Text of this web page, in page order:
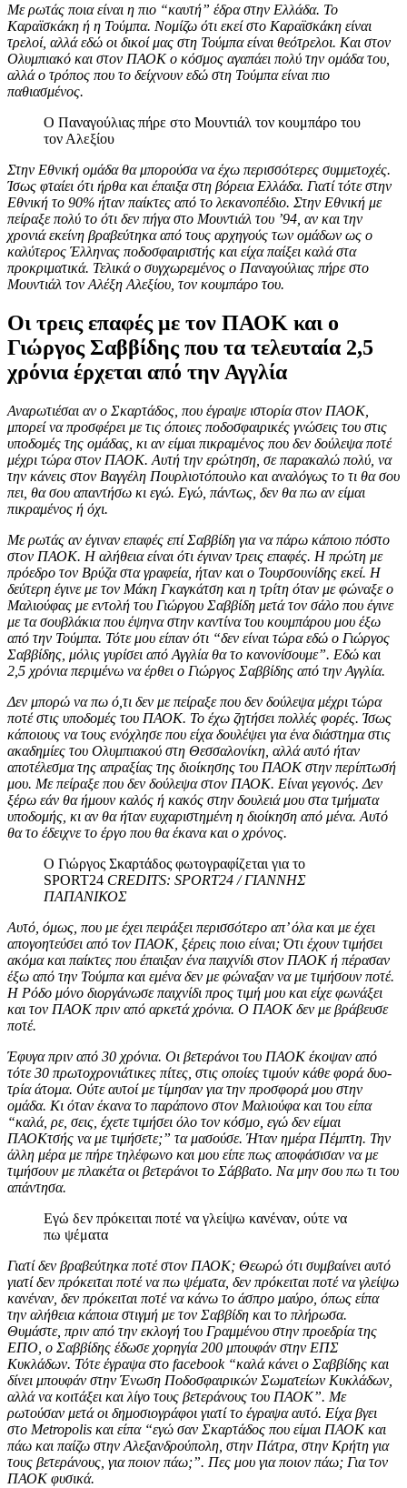
Με ρωτάς ποια είναι η πιο “καυτή” έδρα στην Ελλάδα. Το
Καραϊσκάκη ή η Τούμπα. Νομίζω ότι εκεί στο Καραϊσκάκη είναι
τρελοί, αλλά εδώ οι δικοί μας στη Τούμπα είναι θεότρελοι. Και στον
Ολυμπιακό και στον ΠΑΟΚ ο κόσμος αγαπάει πολύ την ομάδα του,
αλλά ο τρόπος που το δείχνουν εδώ στη Τούμπα είναι πιο
παθιασμένος.
Ο Παναγούλιας πήρε στο Μουντιάλ τον κουμπάρο του
τον Αλεξίου
Στην Εθνική ομάδα θα μπορούσα να έχω περισσότερες συμμετοχές.
Ίσως φταίει ότι ήρθα και έπαιξα στη βόρεια Ελλάδα. Γιατί τότε στην
Εθνική το 90% ήταν παίκτες από το λεκανοπέδιο. Στην Εθνική με
πείραξε πολύ το ότι δεν πήγα στο Μουντιάλ του ’94, αν και την
χρονιά εκείνη βραβεύτηκα από τους αρχηγούς των ομάδων ως ο
καλύτερος Έλληνας ποδοσφαιριστής και είχα παίξει καλά στα
προκριματικά. Τελικά ο συγχωρεμένος ο Παναγούλιας πήρε στο
Μουντιάλ τον Αλέξη Αλεξίου, τον κουμπάρο του.
Οι τρεις επαφές με τον ΠΑΟΚ και ο
Γιώργος Σαββίδης που τα τελευταία 2,5
χρόνια έρχεται από την Αγγλία
Αναρωτιέσαι αν ο Σκαρτάδος, που έγραψε ιστορία στον ΠΑΟΚ,
μπορεί να προσφέρει με τις όποιες ποδοσφαιρικές γνώσεις του στις
υποδομές της ομάδας, κι αν είμαι πικραμένος που δεν δούλεψα ποτέ
μέχρι τώρα στον ΠΑΟΚ. Αυτή την ερώτηση, σε παρακαλώ πολύ, να
την κάνεις στον Βαγγέλη Πουρλιοτόπουλο και αναλόγως το τι θα σου
πει, θα σου απαντήσω κι εγώ. Εγώ, πάντως, δεν θα πω αν είμαι
πικραμένος ή όχι.
Με ρωτάς αν έγιναν επαφές επί Σαββίδη για να πάρω κάποιο πόστο
στον ΠΑΟΚ. Η αλήθεια είναι ότι έγιναν τρεις επαφές. Η πρώτη με
πρόεδρο τον Βρύζα στα γραφεία, ήταν και ο Τουρσουνίδης εκεί. Η
δεύτερη έγινε με τον Μάκη Γκαγκάτση και η τρίτη όταν με φώναξε ο
Μαλιούφας με εντολή του Γιώργου Σαββίδη μετά τον σάλο που έγινε
με τα σουβλάκια που έψηνα στην καντίνα του κουμπάρου μου έξω
από την Τούμπα. Τότε μου είπαν ότι “δεν είναι τώρα εδώ ο Γιώργος
Σαββίδης, μόλις γυρίσει από Αγγλία θα το κανονίσουμε”. Εδώ και
2,5 χρόνια περιμένω να έρθει ο Γιώργος Σαββίδης από την Αγγλία.
Δεν μπορώ να πω ό,τι δεν με πείραξε που δεν δούλεψα μέχρι τώρα
ποτέ στις υποδομές του ΠΑΟΚ. Το έχω ζητήσει πολλές φορές. Ίσως
κάποιους να τους ενόχλησε που είχα δουλέψει για ένα διάστημα στις
ακαδημίες του Ολυμπιακού στη Θεσσαλονίκη, αλλά αυτό ήταν
αποτέλεσμα της απραξίας της διοίκησης του ΠΑΟΚ στην περίπτωσή
μου. Με πείραξε που δεν δούλεψα στον ΠΑΟΚ. Είναι γεγονός. Δεν
ξέρω εάν θα ήμουν καλός ή κακός στην δουλειά μου στα τμήματα
υποδομής, κι αν θα ήταν ευχαριστημένη η διοίκηση από μένα. Αυτό
θα το έδειχνε το έργο που θα έκανα και ο χρόνος.
Ο Γιώργος Σκαρτάδος φωτογραφίζεται για το
SPORT24 CREDITS: SPORT24 / ΓΙΑΝΝΗΣ
ΠΑΠΑΝΙΚΟΣ
Αυτό, όμως, που με έχει πειράξει περισσότερο απ’ όλα και με έχει
απογοητεύσει από τον ΠΑΟΚ, ξέρεις ποιο είναι; Ότι έχουν τιμήσει
ακόμα και παίκτες που έπαιξαν ένα παιχνίδι στον ΠΑΟΚ ή πέρασαν
έξω από την Τούμπα και εμένα δεν με φώναξαν να με τιμήσουν ποτέ.
Η Ρόδο μόνο διοργάνωσε παιχνίδι προς τιμή μου και είχε φωνάξει
και τον ΠΑΟΚ πριν από αρκετά χρόνια. Ο ΠΑΟΚ δεν με βράβευσε
ποτέ.
Έφυγα πριν από 30 χρόνια. Οι βετεράνοι του ΠΑΟΚ έκοψαν από
τότε 30 πρωτοχρονιάτικες πίτες, στις οποίες τιμούν κάθε φορά δυο-
τρία άτομα. Ούτε αυτοί με τίμησαν για την προσφορά μου στην
ομάδα. Κι όταν έκανα το παράπονο στον Μαλιούφα και του είπα
“καλά, ρε, σεις, έχετε τιμήσει όλο τον κόσμο, εγώ δεν είμαι
ΠΑΟΚτσής να με τιμήσετε;” τα μασούσε. Ήταν ημέρα Πέμπτη. Την
άλλη μέρα με πήρε τηλέφωνο και μου είπε πως αποφάσισαν να με
τιμήσουν με πλακέτα οι βετεράνοι το Σάββατο. Να μην σου πω τι του
απάντησα.
Εγώ δεν πρόκειται ποτέ να γλείψω κανέναν, ούτε να
πω ψέματα
Γιατί δεν βραβεύτηκα ποτέ στον ΠΑΟΚ; Θεωρώ ότι συμβαίνει αυτό
γιατί δεν πρόκειται ποτέ να πω ψέματα, δεν πρόκειται ποτέ να γλείψω
κανέναν, δεν πρόκειται ποτέ να κάνω το άσπρο μαύρο, όπως είπα
την αλήθεια κάποια στιγμή με τον Σαββίδη και το πλήρωσα.
Θυμάστε, πριν από την εκλογή του Γραμμένου στην προεδρία της
ΕΠΟ, ο Σαββίδης έδωσε χορηγία 200 μπουφάν στην ΕΠΣ
Κυκλάδων. Τότε έγραψα στο facebook “καλά κάνει ο Σαββίδης και
δίνει μπουφάν στην Ένωση Ποδοσφαιρικών Σωματείων Κυκλάδων,
αλλά να κοιτάξει και λίγο τους βετεράνους του ΠΑΟΚ”. Με
ρωτούσαν μετά οι δημοσιογράφοι γιατί το έγραψα αυτό. Είχα βγει
στο Metropolis και είπα “εγώ σαν Σκαρτάδος που είμαι ΠΑΟΚ και
πάω και παίζω στην Αλεξανδρούπολη, στην Πάτρα, στην Κρήτη για
τους βετεράνους, για ποιον πάω;”. Πες μου για ποιον πάω; Για τον
ΠΑΟΚ φυσικά.